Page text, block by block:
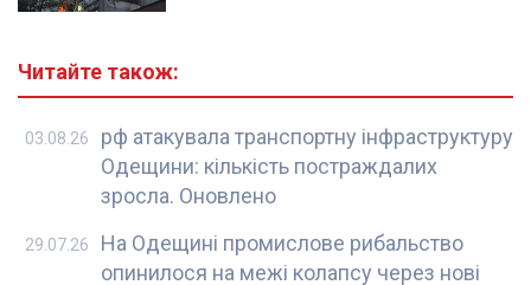
Читайте також:
рф атакувала транспортну інфраструктуру
Одещини: кількість постраждалих
зросла. Оновлено
03.08.26
На Одещині промислове рибальство
опинилося на межі колапсу через нові
29.07.26